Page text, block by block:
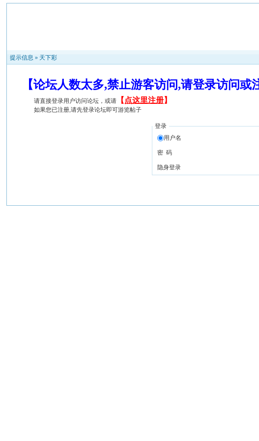
提示信息 » 天下彩
【论坛人数太多,禁止游客访问,请登录访问
请直接登录用户访问论坛，或请 【 点这里注册】
如果您已注册,请先登录论坛即可游览帖子
登录
用户名
密 码
隐身登录